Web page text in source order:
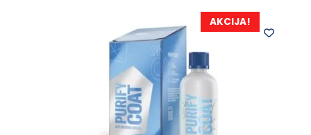
AKCIJA!